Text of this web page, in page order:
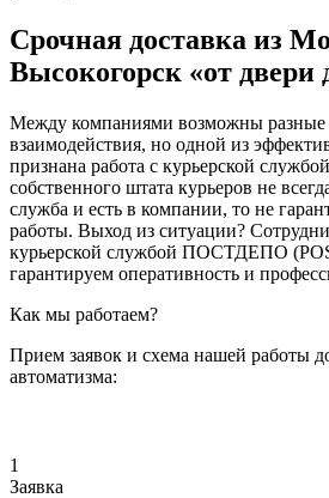
Срочная доставка из
Высокогорск «от двери
Между компаниями возможны разные
взаимодействия, но одной из
признана работа с курьерской
собственного штата курьеров не
служба и есть в компании, то не
работы. Выход из ситуации?
курьерской службой ПОСТДЕПО
гарантируем оперативность и
Как мы работаем?
Прием заявок и схема нашей работы
автоматизма:
1
Заявка